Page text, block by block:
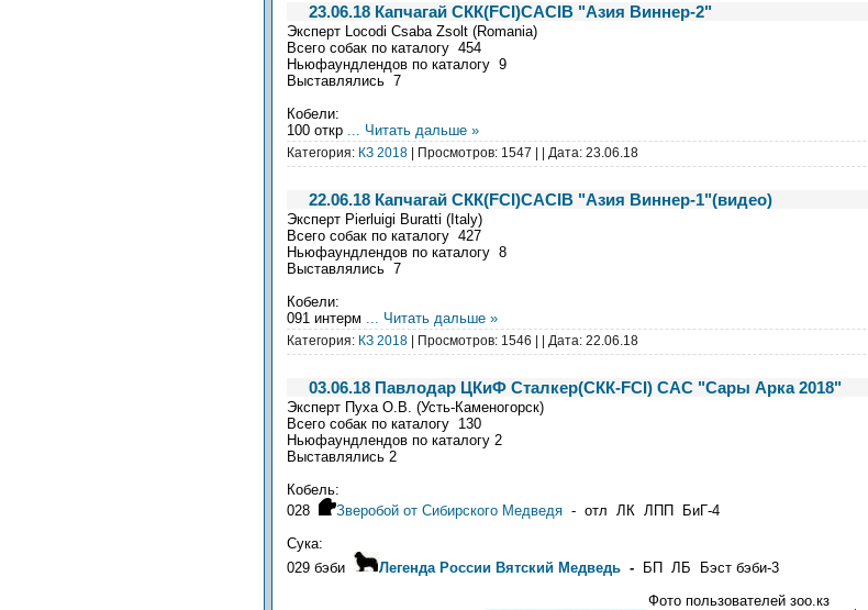
23.06.18 Капчагай СКК(FCI)CACIB "Азия Виннер-2"
Эксперт Locodi Csaba Zsolt (Romania)
Всего собак по каталогу 454
Ньюфаундлендов по каталогу 9
Выставлялись 7
Кобели:
100 откр
Читать дальше »
Категория: КЗ 2018 | Просмотров: 1547 | | Дата: 23.06.18
22.06.18 Капчагай СКК(FCI)CACIB "Азия Виннер-1"(видео)
Эксперт Pierluigi Buratti (Italy)
Всего собак по каталогу 427
Ньюфаундлендов по каталогу 8
Выставлялись 7
Кобели:
091 интерм
Читать дальше »
Категория: КЗ 2018 | Просмотров: 1546 | | Дата: 22.06.18
03.06.18 Павлодар ЦКиФ Сталкер(СКК-FCI) САС "Сары Арка 2018"
Эксперт Пуха О.В. (Усть-Каменогорск)
Всего собак по каталогу 130
Ньюфаундлендов по каталогу 2
Выставлялись 2
Кобель:
028
Зверобой от Сибирского Медведя - отл ЛК ЛПП БиГ-4
Сука:
029 бэби
Легенда России Вятский Медведь - БП ЛБ Бэст бэби-3
Фото пользователей зоо.кз